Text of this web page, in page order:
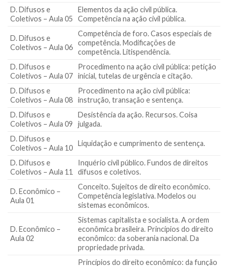
D. Difusos e
Coletivos – Aula 05
Elementos da ação civil pública.
Competência na ação civil pública.
D. Difusos e
Coletivos – Aula 06
Competência de foro. Casos especiais de
competência. Modificações de
competência. Litispendência.
D. Difusos e
Coletivos – Aula 07
Procedimento na ação civil pública: petição
inicial, tutelas de urgência e citação.
D. Difusos e
Coletivos – Aula 08
Procedimento na ação civil pública:
instrução, transação e sentença.
D. Difusos e
Coletivos – Aula 09
Desistência da ação. Recursos. Coisa
julgada.
D. Difusos e
Coletivos – Aula 10
Liquidação e cumprimento de sentença.
D. Difusos e
Coletivos – Aula 11
Inquério civil público. Fundos de direitos
difusos e coletivos.
D. Econômico –
Aula 01
Conceito. Sujeitos de direito econômico.
Competência legislativa. Modelos ou
sistemas econômicos.
D. Econômico –
Aula 02
Sistemas capitalista e socialista. A ordem
econômica brasileira. Princípios do direito
econômico: da soberania nacional. Da
propriedade privada.
Princípios do direito econômico: da função